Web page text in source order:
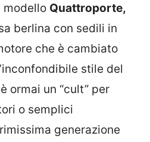
modello Quattroporte,
berlina con sedili in
che è cambiato
stile del
ormai un “cult” per
o semplici
generazione